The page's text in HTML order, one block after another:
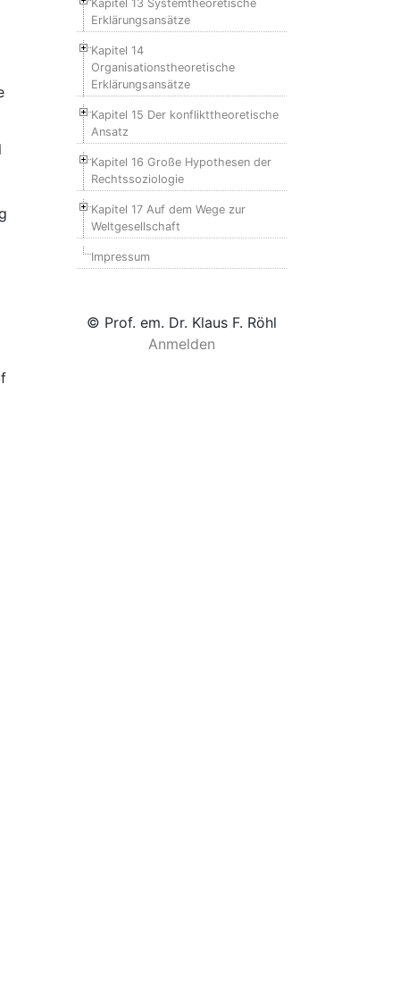
Kapitel 13 Systemtheoretische
Erklärungsansätze
Kapitel 14
Organisationstheoretische
Erklärungsansätze
Kapitel 15 Der konflikttheoretische
Ansatz
Kapitel 16 Große Hypothesen der
Rechtssoziologie
Kapitel 17 Auf dem Wege zur
Weltgesellschaft
Impressum
© Prof. em. Dr. Klaus F. Röhl
Anmelden